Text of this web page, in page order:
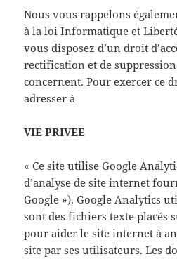
Nous vous rappelons
à la loi Informatique et
vous disposez d’un droit
rectification et de
concernent. Pour exercer ce
adresser à
VIE PRIVEE
« Ce site utilise Google
d’analyse de site internet
Google »). Google Analytics
sont des fichiers texte placés
pour aider le site internet à
site par ses utilisateurs. Les